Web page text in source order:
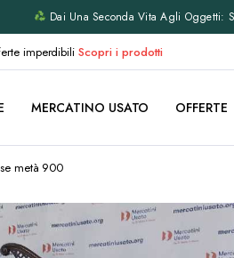
Dai Una Seconda Vita Agli Oggetti:
imperdibiliScopri i prodotti
MERCATINO USATO OFFERTE
metà 900